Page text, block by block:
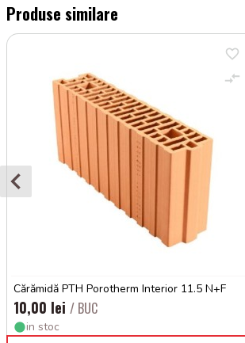
Produse similare
Cărămidă PTH Porotherm Interior 11.5 N+F
10,00 lei / BUC
in stoc